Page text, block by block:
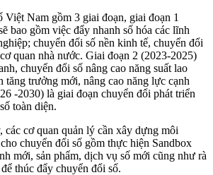
Nam gồm 3 giai đoạn, giai đoạn 1
bao gồm việc đẩy nhanh số hóa các lĩnh
chuyển đổi số nền kinh tế, chuyển đổi
quan nhà nước. Giai đoạn 2 (2023-2025)
chuyển đổi số nâng cao năng suất lao
tăng trưởng mới, nâng cao năng lực cạnh
-2030) là giai đoạn chuyển đổi phát triển
toàn diện.
cơ quan quản lý cần xây dựng môi
chuyển đổi số gồm thực hiện Sandbox
mới, sản phẩm, dịch vụ số mới cũng như rà
thúc đẩy chuyển đổi số.